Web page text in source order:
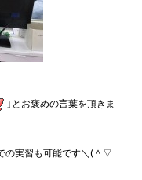
」とお褒めの言葉を頂きま
の実習も可能です＼(＾▽